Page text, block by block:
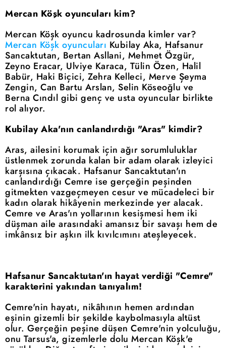
Mercan Köşk oyuncuları kim?
Mercan Köşk oyuncu kadrosunda kimler var?
Mercan Köşk oyuncuları Kubilay Aka, Hafsanur
Sancaktutan, Bertan Asllani, Mehmet Özgür,
Zeyno Eracar, Ulviye Karaca, Tülin Özen, Halil
Babür, Haki Biçici, Zehra Kelleci, Merve Şeyma
Zengin, Can Bartu Arslan, Selin Köseoğlu ve
Berna Cındıl gibi genç ve usta oyuncular birlikte
rol alıyor.
Kubilay Aka'nın canlandırdığı "Aras" kimdir?
Aras, ailesini korumak için ağır sorumluluklar
üstlenmek zorunda kalan bir adam olarak izleyici
karşısına çıkacak. Hafsanur Sancaktutan'ın
canlandırdığı Cemre ise gerçeğin peşinden
gitmekten vazgeçmeyen cesur ve mücadeleci bir
kadın olarak hikâyenin merkezinde yer alacak.
Cemre ve Aras'ın yollarının kesişmesi hem iki
düşman aile arasındaki amansız bir savaşı hem de
imkânsız bir aşkın ilk kıvılcımını ateşleyecek.
Hafsanur Sancaktutan'ın hayat verdiği "Cemre"
karakterini yakından tanıyalım!
Cemre'nin hayatı, nikâhının hemen ardından
eşinin gizemli bir şekilde kaybolmasıyla altüst
olur. Gerçeğin peşine düşen Cemre'nin yolculuğu,
onu Tarsus'a, gizemlerle dolu Mercan Köşk'e